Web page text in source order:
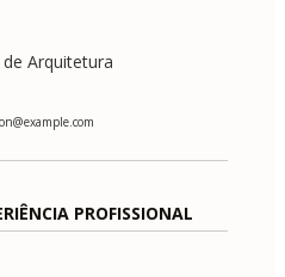
Arquitetura
PROFISSIONAL